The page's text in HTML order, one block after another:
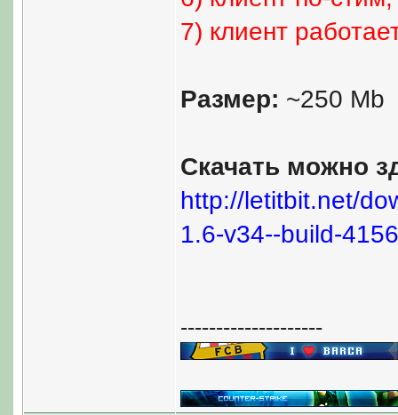
7) клиент
Размер: ~250 Mb
Скачать можно
http://letitbit.net/
1.6-v34--build-
--------------------